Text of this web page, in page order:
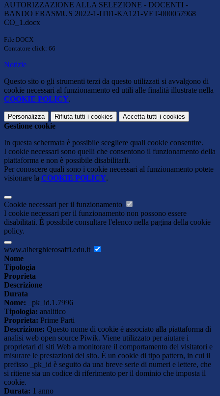
AUTORIZZAZIONE ALLA SELEZIONE - DOCENTI -
BANDO ERASMUS 2022-1-IT01-KA121-VET-000057968
CO_1.docx
File DOCX
Contatore click: 66
Notizie
Questo sito o gli strumenti terzi da questo utilizzati si avvalgono di
cookie necessari al funzionamento ed utili alle finalità illustrate nella
COOKIE POLICY.
Personalizza Rifiuta tutti i cookies Accetta tutti i cookies
Gestione cookie
In questa schermata è possibile scegliere quali cookie consentire.
I cookie necessari sono quelli che consentono il funzionamento della
piattaforma e non è possibile disabilitarli.
Per conoscere quali sono i cookie necessari al funzionamento potete
visionare la COOKIE POLICY.
Cookie necessari per il funzionamento
I cookie necessari per il funzionamento non possono essere
disabilitati. È possibile consultare l'elenco nella pagina della cookie
policy.
www.alberghierosaffi.edu.it
Nome
Tipologia
Proprieta
Descrizione
Durata
Nome: _pk_id.1.7996
Tipologia: analitico
Proprieta: Prime Parti
Descrizione: Questo nome di cookie è associato alla piattaforma di
analisi web open source Piwik. Viene utilizzato per aiutare i
proprietari di siti Web a monitorare il comportamento dei visitatori e
misurare le prestazioni del sito. È un cookie di tipo pattern, in cui il
prefisso _pk_id è seguito da una breve serie di numeri e lettere, che
si ritiene sia un codice di riferimento per il dominio che imposta il
cookie.
Durata: 1 anno